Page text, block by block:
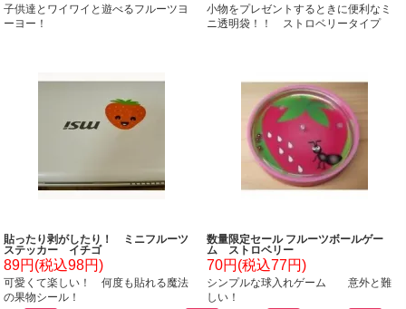
子供達とワイワイと遊べるフルーツヨ
ーヨー！
小物をプレゼントするときに便利なミ
ニ透明袋！！ ストロベリータイプ
貼ったり剥がしたり！ ミニフルーツ
ステッカー イチゴ
89円(税込98円)
可愛くて楽しい！ 何度も貼れる魔法
の果物シール！
数量限定セール フルーツボールゲー
ム ストロベリー
70円(税込77円)
シンプルな球入れゲーム 意外と難
しい！